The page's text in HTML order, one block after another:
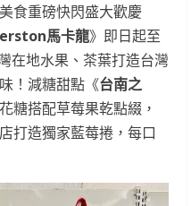
食重磅快閃盛大歡慶
馬卡龍》即日起至
在地水果、茶葉打造台灣
！減糖甜點《台南之
糖搭配草莓果乾點綴，
打造獨家藍莓捲，每口